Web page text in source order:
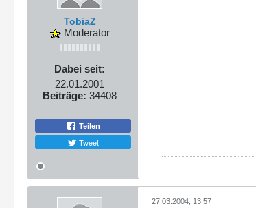
TobiaZ
Moderator
Dabei seit:
22.01.2001
Beiträge: 34408
Teilen
Tweet
27.03.2004, 13:57